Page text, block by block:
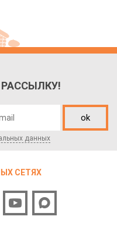
ok
данных
СЕТЯХ